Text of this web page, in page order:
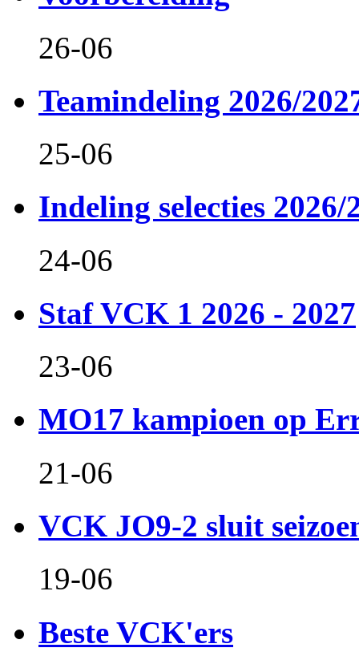
26-06
Teamindeling 2026/
25-06
Indeling selecties 2026/
24-06
Staf VCK 1 2026 - 2027
23-06
MO17 kampioen op
21-06
VCK JO9-2 sluit
19-06
Beste VCK'ers